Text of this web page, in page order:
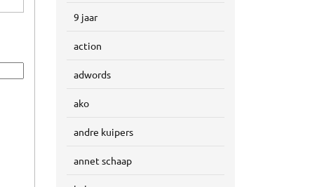
9 jaar
action
adwords
ako
andre kuipers
annet schaap